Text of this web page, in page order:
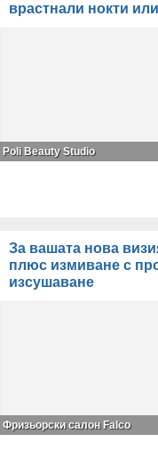
врастнали нокти
Poli Beauty Studio
За вашата нова
плюс измиване с
изсушаване
Фризьорски салон Falco